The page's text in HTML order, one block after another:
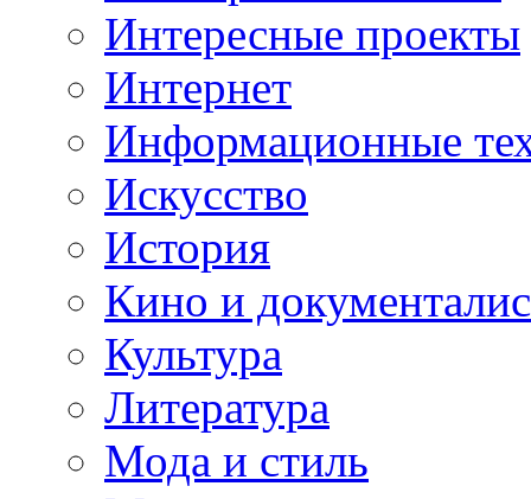
Интересные проекты
Интернет
Информационные
Искусство
История
Кино и
Культура
Литература
Мода и стиль